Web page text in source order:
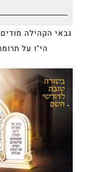
גבאי הקהילה
הי"ו על